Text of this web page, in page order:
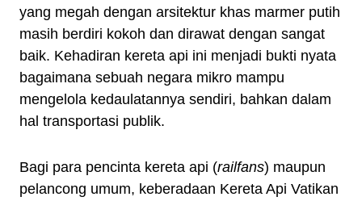
yang megah dengan arsitektur khas marmer putih
masih berdiri kokoh dan dirawat dengan sangat
baik. Kehadiran kereta api ini menjadi bukti nyata
bagaimana sebuah negara mikro mampu
mengelola kedaulatannya sendiri, bahkan dalam
hal transportasi publik.
Bagi para pencinta kereta api (railfans) maupun
pelancong umum, keberadaan Kereta Api Vatikan